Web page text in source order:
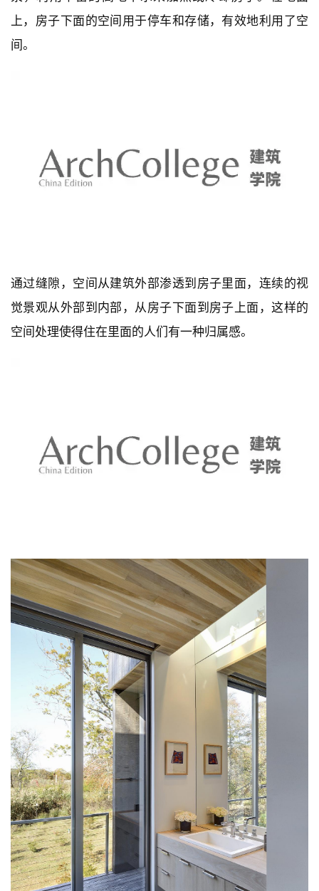
极
工
上，房子下面的空间用于停车和存储，有效地利用了空
间。
通过缝隙，空间从建筑外部渗透到房子里面，连续的视
觉景观从外部到内部，从房子下面到房子上面，这样的
空间处理使得住在里面的人们有一种归属感。